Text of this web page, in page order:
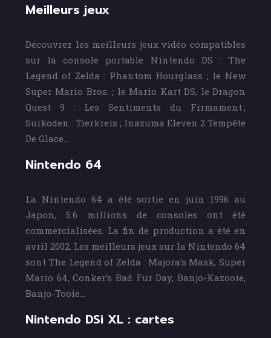
Meilleurs jeux
Découvrez les meilleurs jeux vidéo compatibles
sur la console portable Nintendo DS : The
Legend of Zelda : Phantom Hourglass ; le New
Super Mario Bros. ; le Mario Kart DS, le Dragon
Quest 9 : Les Sentiments du Firmament ;
Suikoden : Tierkreis ; Inazuma Eleven 2 Tempête
De Glace…
Nintendo 64
La Nintendo 64 a été sortie en juin 1996 au
Japon, 5.6 millions de consoles ont été
commercialisées. La fin de production a été en
avril 2002. Les meilleurs jeux sur la Nintendo 64
sont The Legend of Zelda : Majora’s Mask, Super
Mario 64, Conker’s Bad Fur Day, Banjo-Kazooie,
Banjo-Tooie…
Nintendo DSi XL : cartes